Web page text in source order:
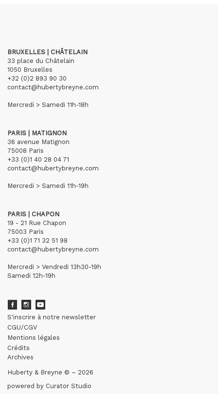
BRUXELLES | CHÂTELAIN
33 place du Châtelain
1050 Bruxelles
+32 (0)2 893 90 30
contact@hubertybreyne.com
Mercredi > Samedi 11h-18h
PARIS | MATIGNON
36 avenue Matignon
75008 Paris
+33 (0)1 40 28 04 71
contact@hubertybreyne.com
Mercredi > Samedi 11h-19h
PARIS | CHAPON
19 - 21 Rue Chapon
75003 Paris
+33 (0)1 71 32 51 98
contact@hubertybreyne.com
Mercredi > Vendredi 13h30-19h
Samedi 12h-19h
S'inscrire à notre newsletter
CGU/CGV
Mentions légales
Crédits
Archives
Huberty & Breyne © – 2026
powered by Curator Studio